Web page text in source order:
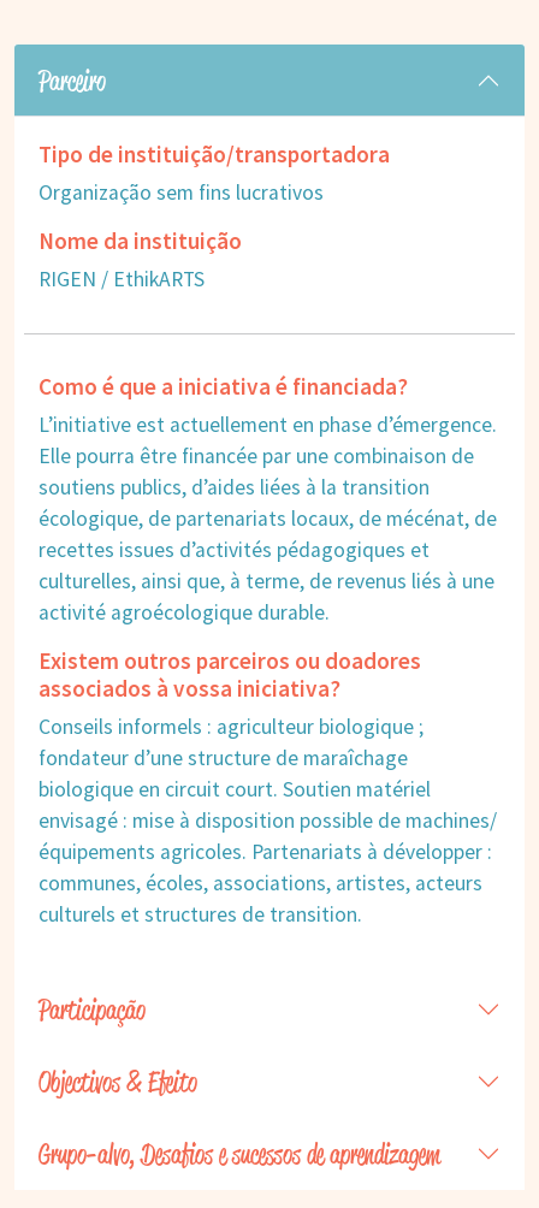
Parceiro
Tipo de instituição/transportadora
Organização sem fins lucrativos
Nome da instituição
RIGEN / EthikARTS
Como é que a iniciativa é financiada?
L’initiative est actuellement en phase d’émergence.
Elle pourra être financée par une combinaison de
soutiens publics, d’aides liées à la transition
écologique, de partenariats locaux, de mécénat, de
recettes issues d’activités pédagogiques et
culturelles, ainsi que, à terme, de revenus liés à une
activité agroécologique durable.
Existem outros parceiros ou doadores
associados à vossa iniciativa?
Conseils informels : agriculteur biologique ;
fondateur d’une structure de maraîchage
biologique en circuit court. Soutien matériel
envisagé : mise à disposition possible de machines/
équipements agricoles. Partenariats à développer :
communes, écoles, associations, artistes, acteurs
culturels et structures de transition.
Participação
Objectivos & Efeito
Grupo-alvo, Desafios e sucessos de aprendizagem